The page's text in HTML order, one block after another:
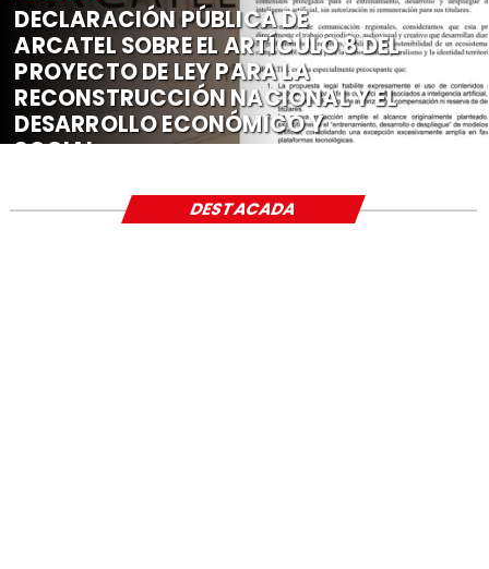
DECLARACIÓN PÚBLICA DE
ARCATEL SOBRE EL ARTÍCULO 8 DEL
PROYECTO DE LEY PARA LA
RECONSTRUCCIÓN NACIONAL Y EL
DESARROLLO ECONÓMICO Y
SOCIAL
DESTACADA